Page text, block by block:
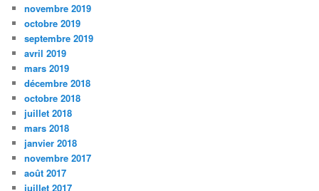
novembre 2019
octobre 2019
septembre 2019
avril 2019
mars 2019
décembre 2018
octobre 2018
juillet 2018
mars 2018
janvier 2018
novembre 2017
août 2017
juillet 2017